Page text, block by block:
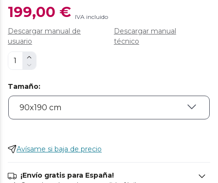
199,00 € IVA incluido
Descargar manual de
usuario
Descargar manual
técnico
Tamaño:
Avísame si baja de precio
¡Envío gratis para España!